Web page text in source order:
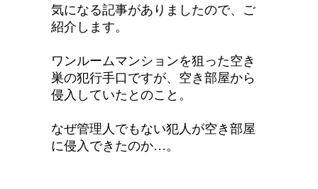
気になる記事がありましたので、ご
紹介します。
ワンルームマンションを狙った空き
巣の犯行手口ですが、空き部屋から
侵入していたとのこと。
なぜ管理人でもない犯人が空き部屋
に侵入できたのか…。